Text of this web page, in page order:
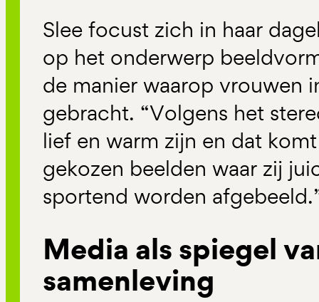
Slee focust zich in haar
op het onderwerp
de manier waarop vrouwen
gebracht. “Volgens het
lief en warm zijn en dat
gekozen beelden waar zij
sportend worden
Media als spiegel
samenleving